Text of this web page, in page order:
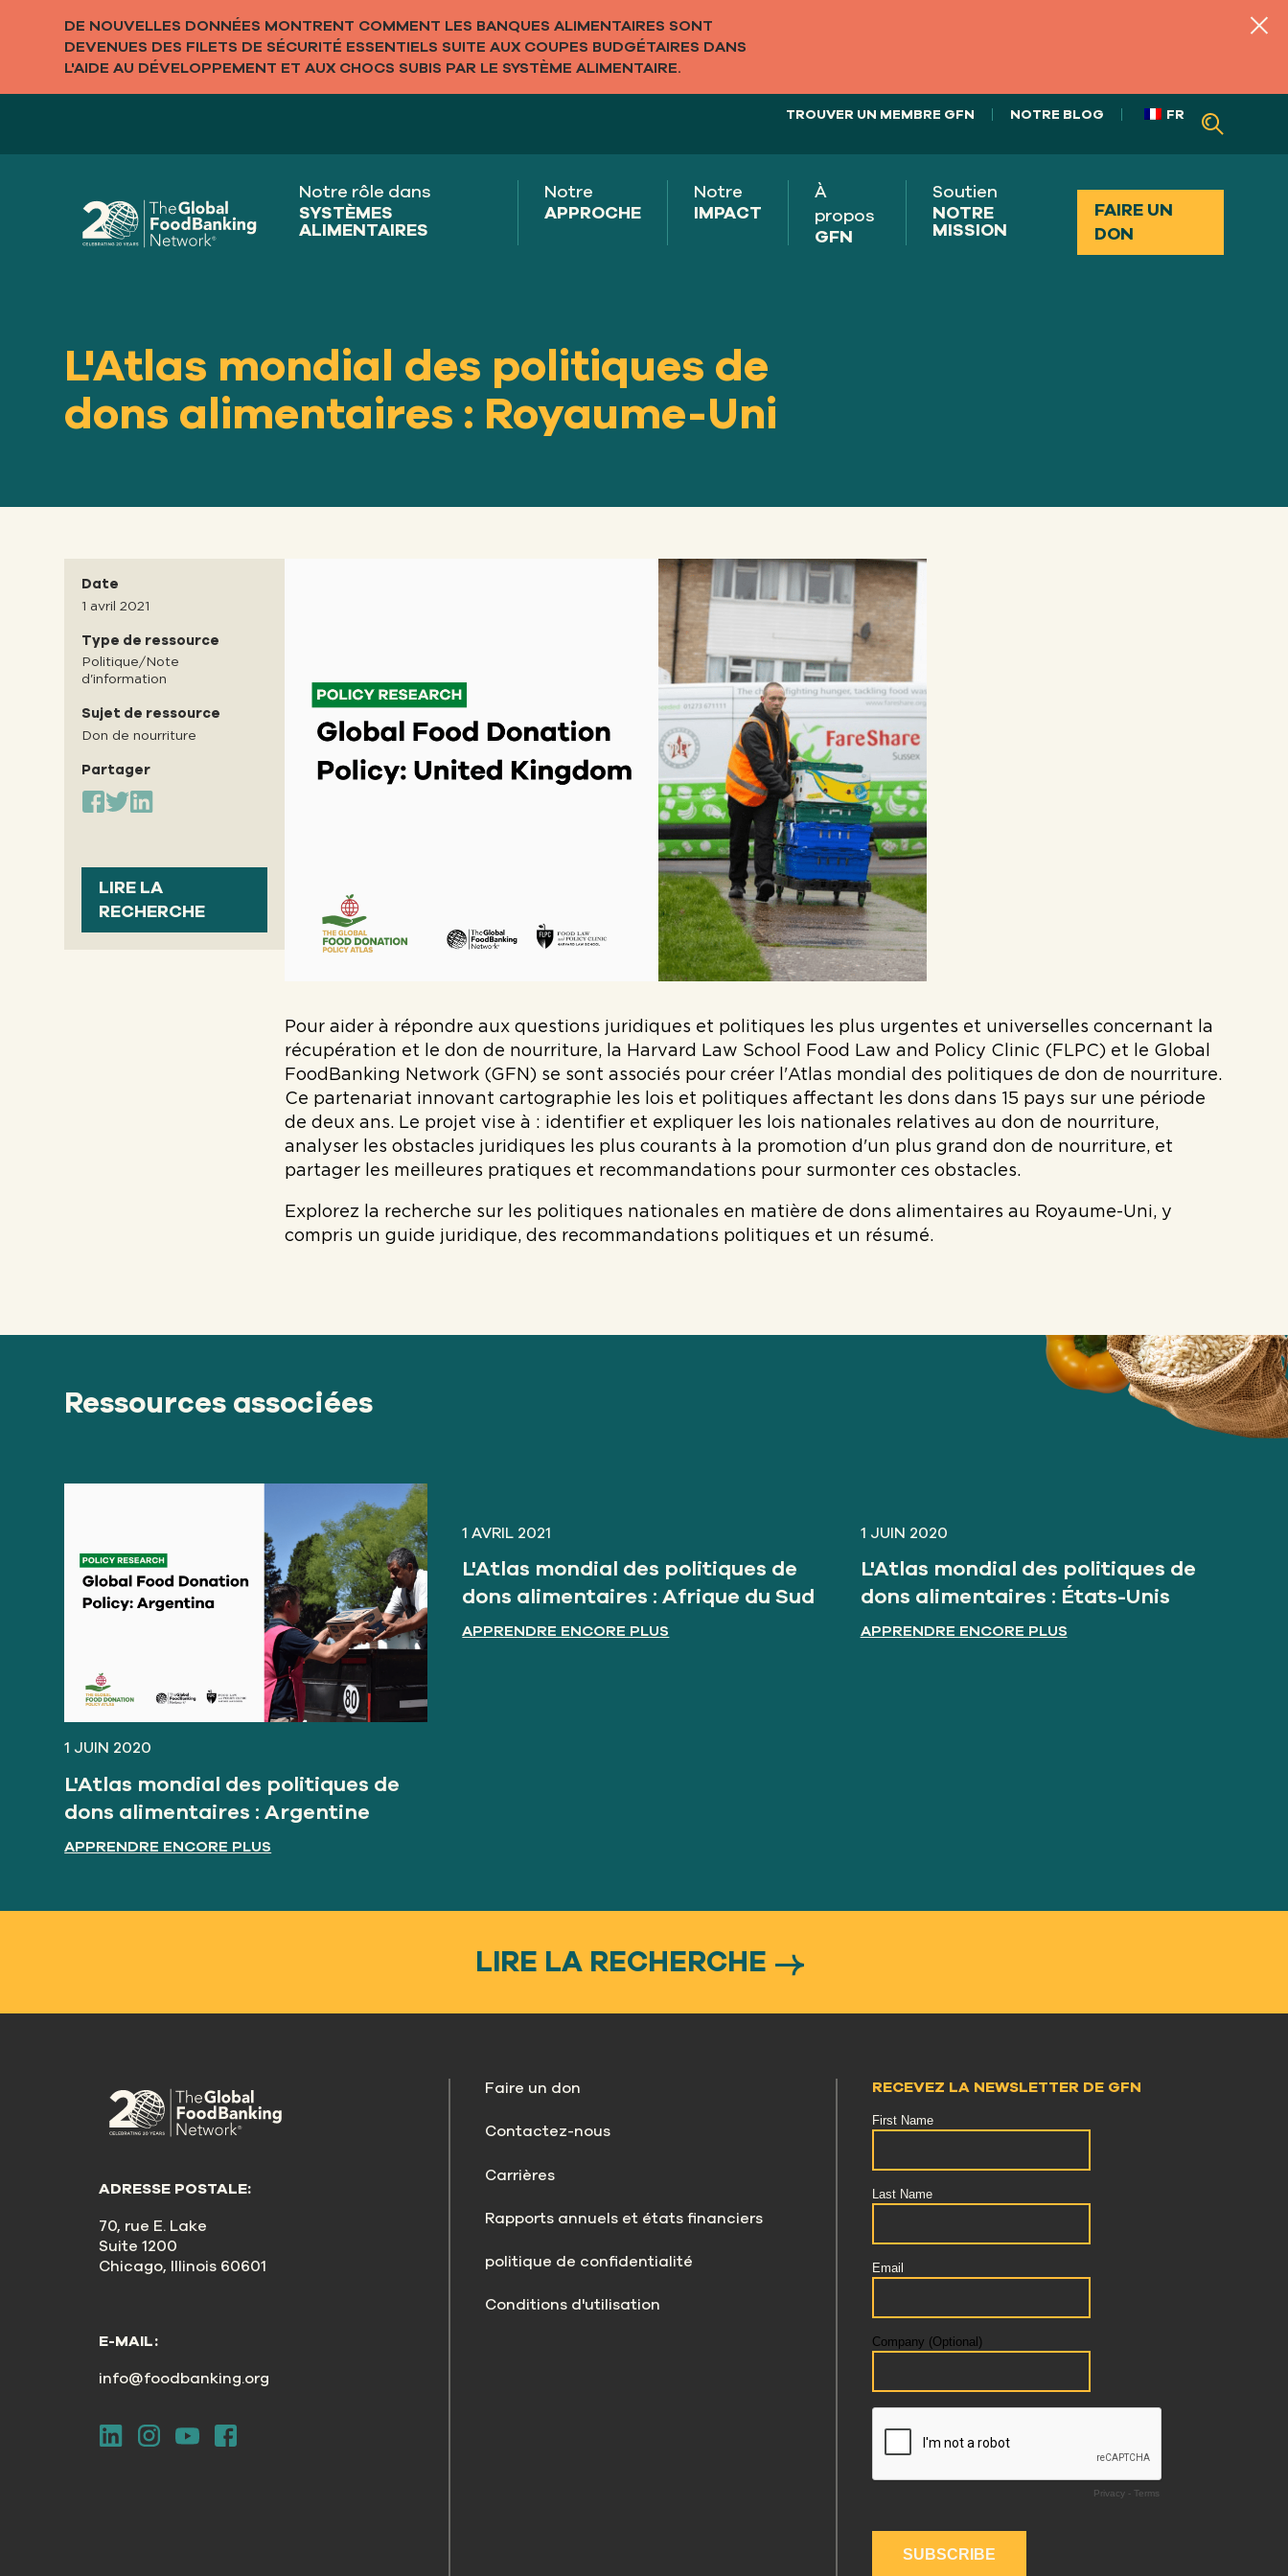
DE NOUVELLES DONNÉES MONTRENT COMMENT LES BANQUES ALIMENTAIRES SONT
DEVENUES DES FILETS DE SÉCURITÉ ESSENTIELS SUITE AUX COUPES BUDGÉTAIRES DANS
L'AIDE AU DÉVELOPPEMENT ET AUX CHOCS SUBIS PAR LE SYSTÈME ALIMENTAIRE.
TROUVER UN MEMBRE GFN NOTRE BLOG FR
Notre rôle dans
SYSTÈMES
ALIMENTAIRES
Notre
APPROCHE
Notre
IMPACT
À
propos
GFN
Soutien
NOTRE
MISSION
FAIRE UN
DON
L'Atlas mondial des politiques de
dons alimentaires : Royaume-Uni
Date
1 avril 2021
Type de ressource
Politique/Note
d'information
Sujet de ressource
Don de nourriture
Partager
LIRE LA
RECHERCHE
Pour aider à répondre aux questions juridiques et politiques les plus urgentes et universelles concernant la
récupération et le don de nourriture, la Harvard Law School Food Law and Policy Clinic (FLPC) et le Global
FoodBanking Network (GFN) se sont associés pour créer l'Atlas mondial des politiques de don de nourriture.
Ce partenariat innovant cartographie les lois et politiques affectant les dons dans 15 pays sur une période
de deux ans. Le projet vise à : identifier et expliquer les lois nationales relatives au don de nourriture,
analyser les obstacles juridiques les plus courants à la promotion d'un plus grand don de nourriture, et
partager les meilleures pratiques et recommandations pour surmonter ces obstacles.
Explorez la recherche sur les politiques nationales en matière de dons alimentaires au Royaume-Uni, y
compris un guide juridique, des recommandations politiques et un résumé.
Ressources associées
1 JUIN 2020
L'Atlas mondial des politiques de
dons alimentaires : Argentine
APPRENDRE ENCORE PLUS
1 AVRIL 2021
L'Atlas mondial des politiques de
dons alimentaires : Afrique du Sud
APPRENDRE ENCORE PLUS
1 JUIN 2020
L'Atlas mondial des politiques de
dons alimentaires : États-Unis
APPRENDRE ENCORE PLUS
LIRE LA RECHERCHE
ADRESSE POSTALE:
70, rue E. Lake
Suite 1200
Chicago, Illinois 60601
E-MAIL:
info@foodbanking.org
Faire un don
Contactez-nous
Carrières
Rapports annuels et états financiers
politique de confidentialité
Conditions d'utilisation
RECEVEZ LA NEWSLETTER DE GFN